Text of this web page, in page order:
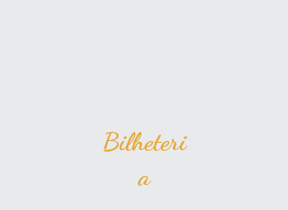
Bilheteri
a